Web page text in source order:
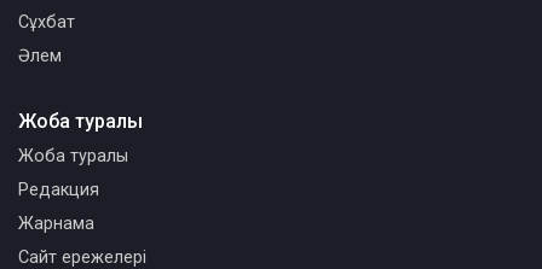
Сұхбат
Әлем
Жоба туралы
Жоба туралы
Редакция
Жарнама
Сайт ережелері